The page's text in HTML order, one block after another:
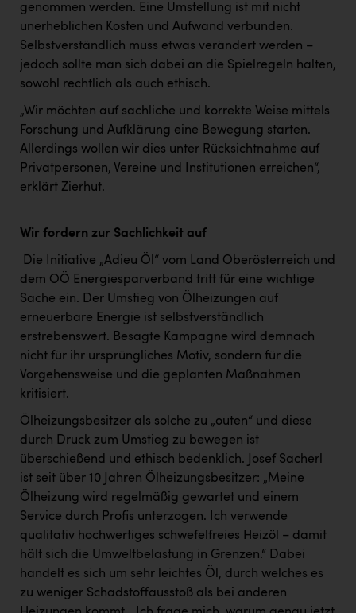
Vier Diamanten
Vorlagenportal
Wir besiegen Krebs
Wirtschaftskammer OÖ
ZULuft - Zukunft Luft Austria
Österreichisches Hebammengremium
Wirtschaftskammer OÖ Energiehandel
Dopgas
kunden basics
kontakt
genommen werden. Eine Umstellung ist mit nicht
unerheblichen Kosten und Aufwand verbunden.
Selbstverständlich muss etwas verändert werden –
jedoch sollte man sich dabei an die Spielregeln halten,
sowohl rechtlich als auch ethisch.
„Wir möchten auf sachliche und korrekte Weise mittels
Forschung und Aufklärung eine Bewegung starten.
Allerdings wollen wir dies unter Rücksichtnahme auf
Privatpersonen, Vereine und Institutionen erreichen“,
erklärt Zierhut.
Wir fordern zur Sachlichkeit auf
Die Initiative „Adieu Öl“ vom Land Oberösterreich und
dem OÖ Energiesparverband tritt für eine wichtige
Sache ein. Der Umstieg von Ölheizungen auf
erneuerbare Energie ist selbstverständlich
erstrebenswert. Besagte Kampagne wird demnach
nicht für ihr ursprüngliches Motiv, sondern für die
Vorgehensweise und die geplanten Maßnahmen
kritisiert.
Ölheizungsbesitzer als solche zu „outen“ und diese
durch Druck zum Umstieg zu bewegen ist
überschießend und ethisch bedenklich. Josef Sacherl
ist seit über 10 Jahren Ölheizungsbesitzer: „Meine
Ölheizung wird regelmäßig gewartet und einem
Service durch Profis unterzogen. Ich verwende
qualitativ hochwertiges schwefelfreies Heizöl – damit
hält sich die Umweltbelastung in Grenzen.“ Dabei
handelt es sich um sehr leichtes Öl, durch welches es
zu weniger Schadstoffausstoß als bei anderen